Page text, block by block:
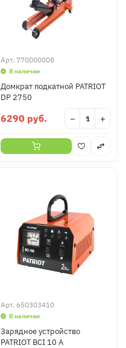
Арт. 770000008
В наличии
Домкрат подкатной PATRIOT
DP 2750
6290 руб. − +
Арт. 650303410
В наличии
Зарядное устройство
PATRIOT BCI 10 A